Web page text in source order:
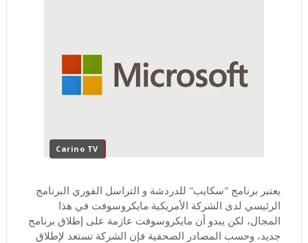
Carino TV
يعتبر برنامج "سكايب" للدردشة و التراسل الفوري البرنامج
الرئيسي لدى الشركة الأمريكية مايكروسوفت في هذا
المجال، لكن يبدو أن مايكروسوفت عازمة على إطلاق برنامج
جديد، وحسب المصادر الصحفية فإن الشركة تستعد لإطلاق